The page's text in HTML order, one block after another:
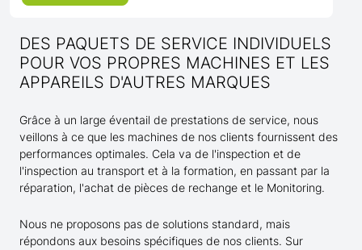
DES PAQUETS DE SERVICE INDIVIDUELS
POUR VOS PROPRES MACHINES ET LES
APPAREILS D'AUTRES MARQUES
Grâce à un large éventail de prestations de service, nous
veillons à ce que les machines de nos clients fournissent des
performances optimales. Cela va de l'inspection et de
l'inspection au transport et à la formation, en passant par la
réparation, l'achat de pièces de rechange et le Monitoring.
Nous ne proposons pas de solutions standard, mais
répondons aux besoins spécifiques de nos clients. Sur